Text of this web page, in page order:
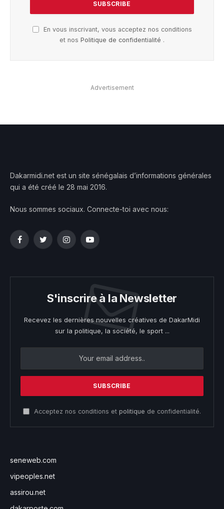
En vous inscrivant, vous acceptez nos conditions
et nos Politique de confidentialité .
Advertisement
Dakarmidi.net est un site sénégalais d’informations générales
qui a été créé le 28 mai 2016.
Nous sommes sociaux. Connecte-toi avec nous:
FacebookTwitterInstagramYouTube
S'inscrire à la Newsletter
Recevez les dernières nouvelles créatives de DakarMidi
sur la politique, la société, le sport ...
Acceptez nos conditions et politique de confidentialité.
seneweb.com
vipeoples.net
assirou.net